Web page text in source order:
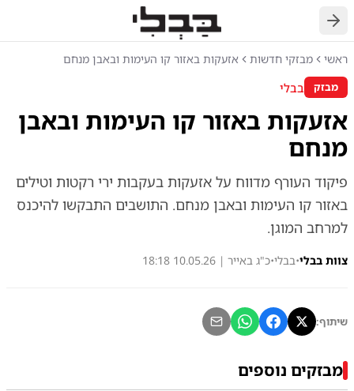
חזרה
ראשי מבזקי חדשות אזעקות באזור קו העימות ובאבן מנחם
מבזק בבלי
אזעקות באזור קו העימות ובאבן
מנחם
פיקוד העורף מדווח על אזעקות בעקבות ירי רקטות וטילים
באזור קו העימות ובאבן מנחם. התושבים התבקשו להיכנס
למרחב המוגן.
צוות בבלי•בבלי•כ"ג באייר | 10.05.26 18:18
שיתוף:
מבזקים נוספים